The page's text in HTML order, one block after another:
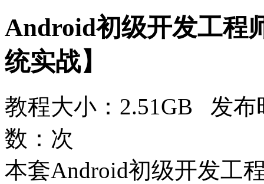
Android初级开发工程
统实战】
教程大小：2.51GB 发
数： 次
本套Android初级开发工